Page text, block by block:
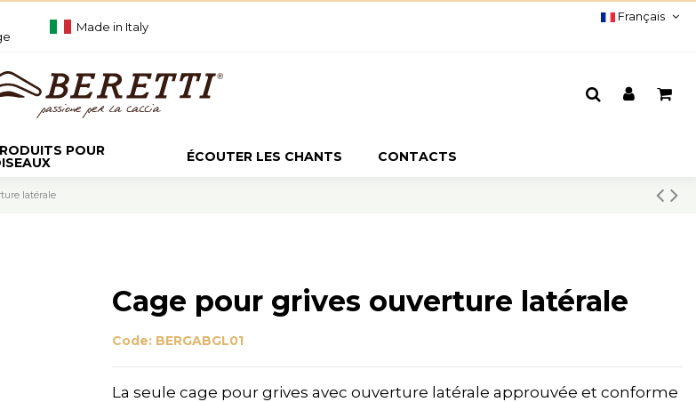
Made in Italy
Français
POUR ÉCOUTER LES CHANTS CONTACTS
latérale
Cage pour grives ouverture latérale
Code: BERGABGL01
La seule cage pour grives avec ouverture latérale approuvée et conforme